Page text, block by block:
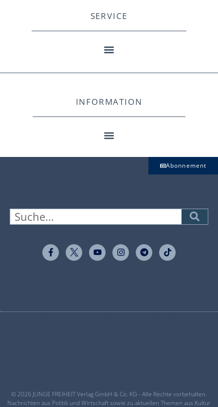
SERVICE
INFORMATION
Abonnement
© 2026 JUNGE FREIHEIT Verlag GmbH & Co. KG - Alle Rechte vorbehalten.
Nachrichten aus Politik und Wirtschaft sowie zu aktuellen Themen aus Kultur